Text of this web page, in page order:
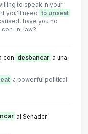
to speak in your
you'll need to unseat
have you no
son-in-law?
con desbancar a una
a powerful political
al Senador